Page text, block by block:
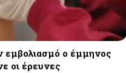
εμβολιασμό ο έμμηνος
οι έρευνες